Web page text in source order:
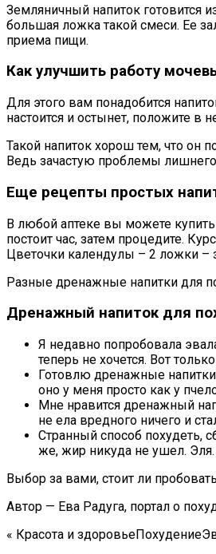
Земляничный напиток готовится
большая ложка такой смеси. Ее
приема пищи.
Как улучшить работу
Для этого вам понадобится
настоится и остынет, положите
Такой напиток хорош тем, что он
Ведь зачастую проблемы
Еще рецепты простых
В любой аптеке вы можете
постоит час, затем процедите.
Цветочки календулы – 2 ложки –
Разные дренажные напитки для
Дренажный напиток для
Я недавно попробовала
теперь не хочется. Вот
Готовлю дренажные напитки
оно у меня просто как у
Мне нравится дренажный
не ела вредного ничего и
Странный способ похудеть,
же, жир никуда не ушел. Эля.
Выбор за вами, стоит ли
Автор — Ева Радуга, портал о
« Красота и